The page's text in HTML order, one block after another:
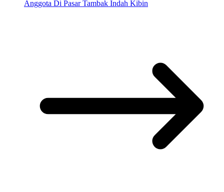
Anggota Di Pasar Tambak Indah Kibin